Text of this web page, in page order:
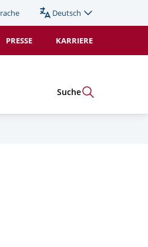
Sprache
(Duplikat).
Aktiv:
Deutsch
PRESSE KARRIERE
Suche